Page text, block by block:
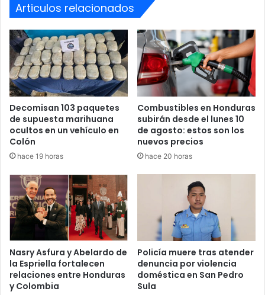
Articulos relacionados
Decomisan 103 paquetes
de supuesta marihuana
ocultos en un vehículo en
Colón
hace 19 horas
Combustibles en Honduras
subirán desde el lunes 10
de agosto: estos son los
nuevos precios
hace 20 horas
Nasry Asfura y Abelardo de
la Espriella fortalecen
relaciones entre Honduras
y Colombia
Policía muere tras atender
denuncia por violencia
doméstica en San Pedro
Sula